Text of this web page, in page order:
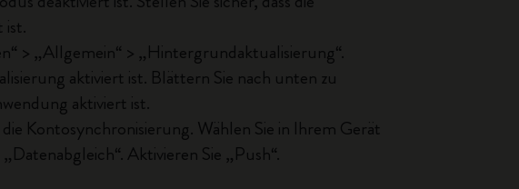
ist.
> „Allgemein“ > „Hintergrundaktualisierung“.
aktiviert ist. Blättern Sie nach unten zu
aktiviert ist.
Kontosynchronisierung. Wählen Sie in Ihrem Gerät
Aktivieren Sie „Push“.